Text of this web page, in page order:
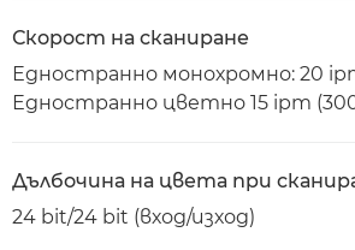
Скорост на сканиране
Едностранно монохромно: 20
Едностранно цветно 15 ipm
Дълбочина на цвета при
24 bit/24 bit (вход/изход)